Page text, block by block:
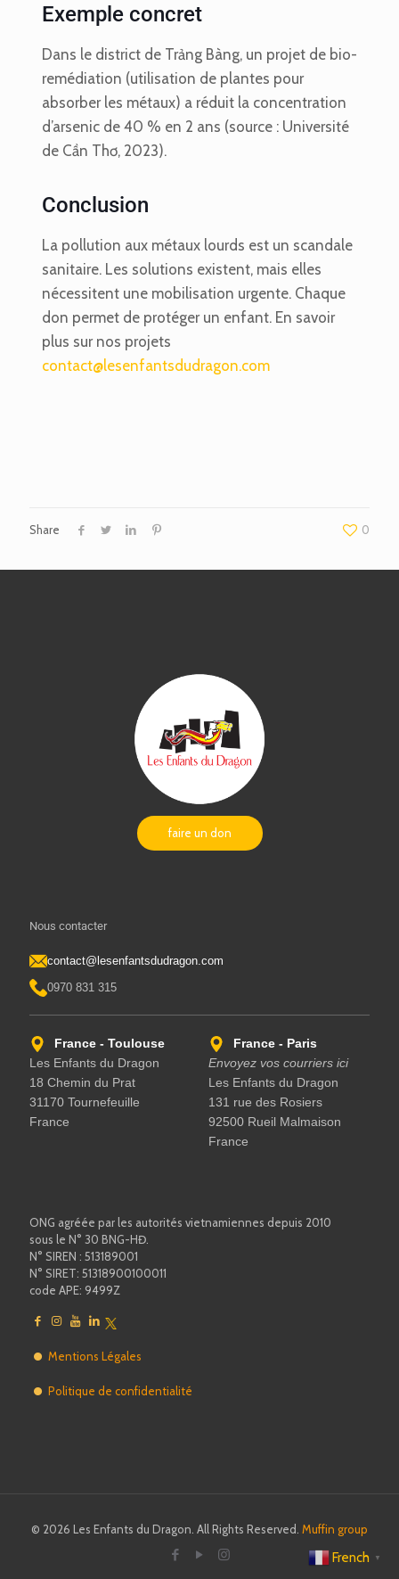
Exemple concret
Dans le district de Trảng Bàng, un projet de bio-
remédiation (utilisation de plantes pour
absorber les métaux) a réduit la concentration
d’arsenic de 40 % en 2 ans (source : Université
de Cần Thơ, 2023).
Conclusion
La pollution aux métaux lourds est un scandale
sanitaire. Les solutions existent, mais elles
nécessitent une mobilisation urgente. Chaque
don permet de protéger un enfant. En savoir
plus sur nos projets
contact@lesenfantsdudragon.com
Share 0
faire un don
Nous contacter
contact@lesenfantsdudragon.com
0970 831 315
France - Toulouse
Les Enfants du Dragon
18 Chemin du Prat
31170 Tournefeuille
France
France - Paris
Envoyez vos courriers ici
Les Enfants du Dragon
131 rue des Rosiers
92500 Rueil Malmaison
France
ONG agréée par les autorités vietnamiennes depuis 2010
sous le N° 30 BNG-HĐ.
N° SIREN : 513189001
N° SIRET: 51318900100011
code APE: 9499Z
Mentions Légales
Politique de confidentialité
© 2026 Les Enfants du Dragon. All Rights Reserved. Muffin group
French ▼